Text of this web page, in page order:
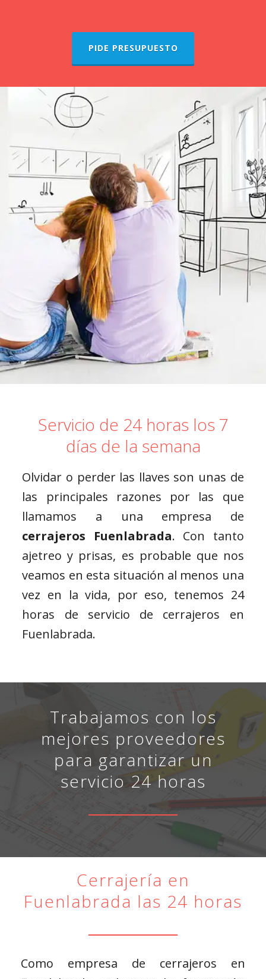
PIDE PRESUPUESTO
Servicio de 24 horas los 7
días de la semana
Olvidar o perder las llaves son unas de
las principales razones por las que
llamamos a una empresa de
cerrajeros Fuenlabrada. Con tanto
ajetreo y prisas, es probable que nos
veamos en esta situación al menos una
vez en la vida, por eso, tenemos 24
horas de servicio de cerrajeros en
Fuenlabrada.
Trabajamos con los
mejores proveedores
para garantizar un
servicio 24 horas
Cerrajería en
Fuenlabrada las 24 horas
Como empresa de cerrajeros en